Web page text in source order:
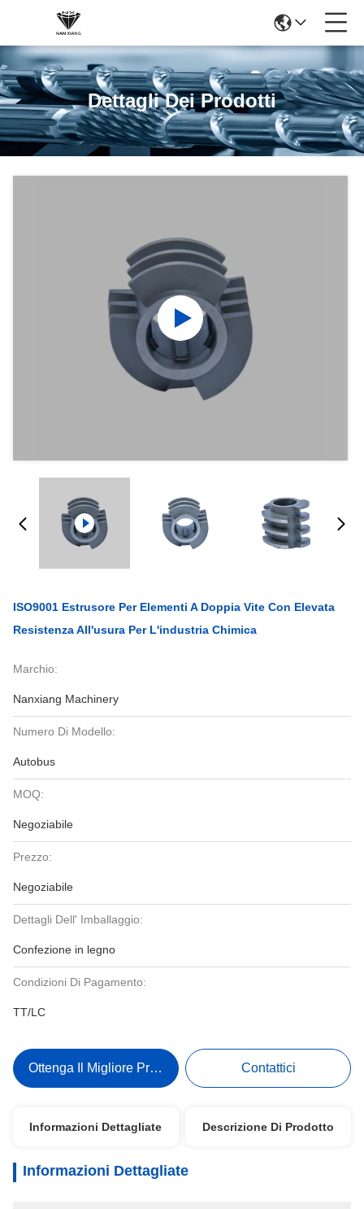
Dettagli Dei Prodotti
ISO9001 Estrusore Per Elementi A Doppia Vite Con Elevata
Resistenza All'usura Per L'industria Chimica
Marchio:
Nanxiang Machinery
Numero Di Modello:
Autobus
MOQ:
Negoziabile
Prezzo:
Negoziabile
Dettagli Dell' Imballaggio:
Confezione in legno
Condizioni Di Pagamento:
TT/LC
Ottenga Il Migliore Prezzo Contattici
Informazioni Dettagliate Descrizione Di Prodotto
Informazioni Dettagliate